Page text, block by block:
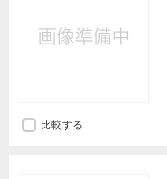
比較する